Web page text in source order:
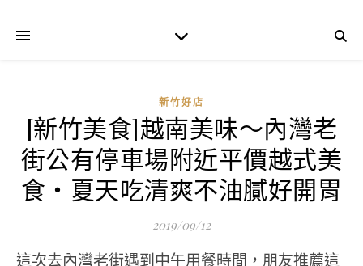
新竹好店
[新竹美食]越南美味～內灣老
街公有停車場附近平價越式美
食‧夏天吃清爽不油膩好開胃
2019/09/12
這次去內灣老街遇到中午用餐時間，朋友推薦這